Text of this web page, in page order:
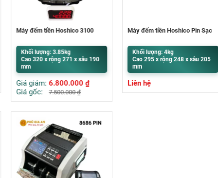
Máy đếm tiền Hoshico 3100
Khối lượng: 3.85kg
Cao 320 x rộng 271 x sâu 190
mm
Giá giảm:6.800.000₫
Giá gốc: 7.500.000₫
Máy đếm tiền Hoshico Pin Sạc
Khối lượng: 4kg
Cao 295 x rộng 248 x sâu 205
mm
Liên hệ